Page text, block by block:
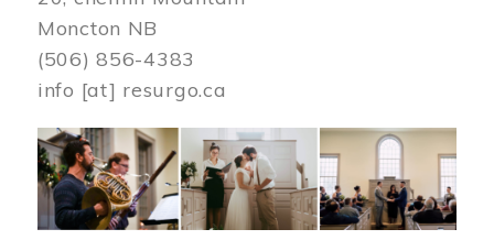
Moncton NB
(506) 856-4383
info [at] resurgo.ca
Image